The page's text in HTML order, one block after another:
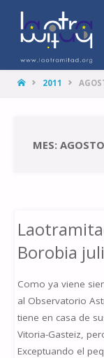
HOME2011
MES:
Borobia
Como ya viene
al Observatorio
tiene en casa de
Vitoria-Gasteiz,
Exceptuando el